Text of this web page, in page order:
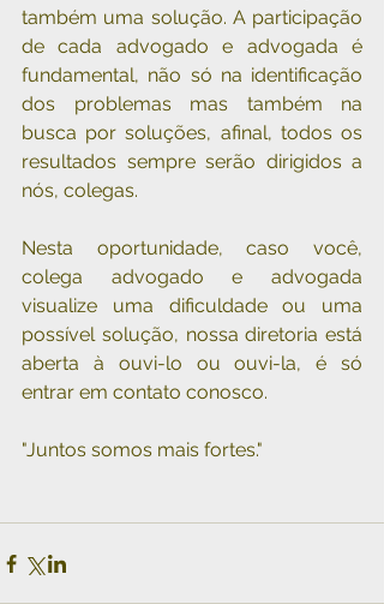
também uma solução. A participação
de cada advogado e advogada é
fundamental, não só na identificação
dos problemas mas também na
busca por soluções, afinal, todos os
resultados sempre serão dirigidos a
nós, colegas.
Nesta oportunidade, caso você,
colega advogado e advogada
visualize uma dificuldade ou uma
possível solução, nossa diretoria está
aberta à ouvi-lo ou ouvi-la, é só
entrar em contato conosco.
"Juntos somos mais fortes."